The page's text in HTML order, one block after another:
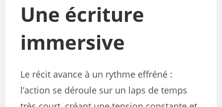
Une écriture
immersive
Le récit avance à un rythme effréné :
l’action se déroule sur un laps de temps